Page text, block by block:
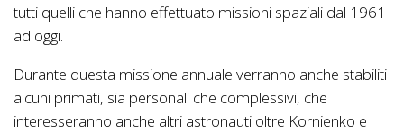
tutti quelli che hanno effettuato missioni spaziali dal 1961
ad oggi.
Durante questa missione annuale verranno anche stabiliti
alcuni primati, sia personali che complessivi, che
interesseranno anche altri astronauti oltre Kornienko e